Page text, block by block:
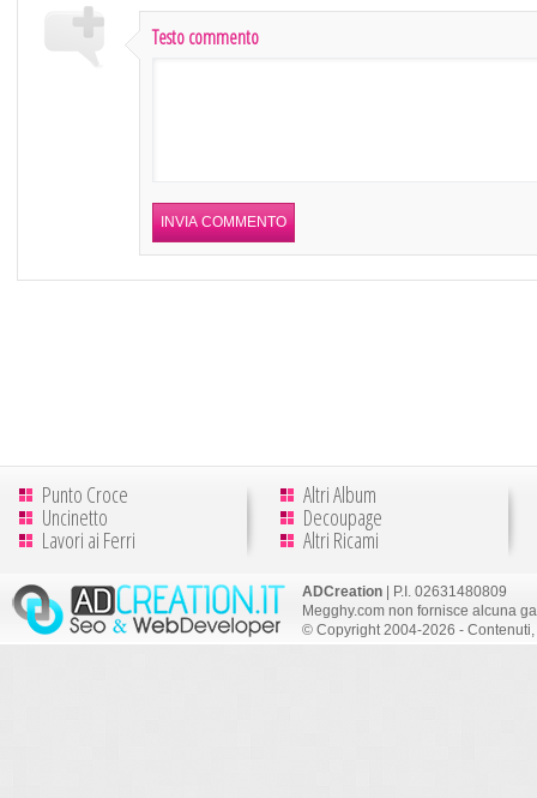
Testo commento
Punto Croce
Uncinetto
Lavori ai Ferri
Altri Album
Decoupage
Altri Ricami
ADCreation | P.I. 02631480809
Megghy.com non fornisce alcuna
© Copyright 2004-2026 -